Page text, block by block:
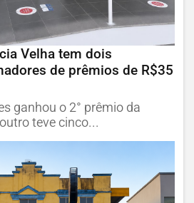
Velha tem dois
de prêmios de R$35
ganhou o 2° prêmio da
teve cinco...